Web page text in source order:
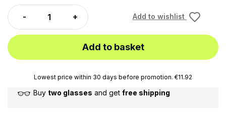
Add to wishlist
Add to basket
Lowest price within 30 days before promotion. €11.92
Buy two glasses and get free shipping